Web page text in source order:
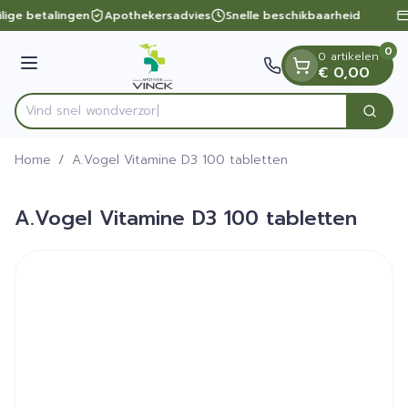
Ga naar de inhoud
1 van 1
betalingen Apothekersadvies Snelle beschikbaarheid
Menu
Product, merk, categorie...
Vind snel wo Zoek
0 artikelen
€ 0,00
0
Home / A.Vogel Vitamine D3 100 tabletten
A.Vogel Vitamine D3 100 tabletten